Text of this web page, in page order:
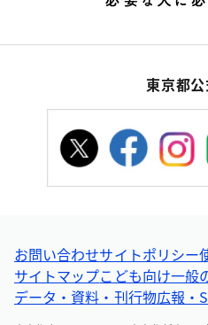
東京都
お問い合わせサイトポリシー
サイトマップこども向け一般
データ・資料・刊行物広報・